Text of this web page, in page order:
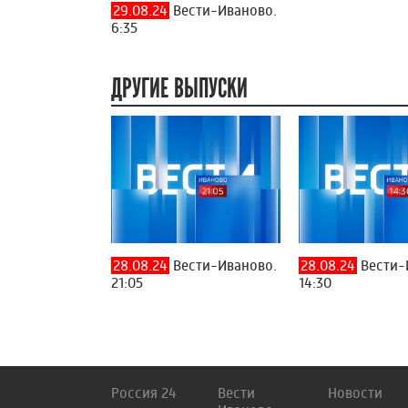
29.08.24 Вести-Иваново.
6:35
ДРУГИЕ ВЫПУСКИ
28.08.24 Вести-Иваново.
21:05
28.08.24
14:30
Россия 24
Вести
Новости